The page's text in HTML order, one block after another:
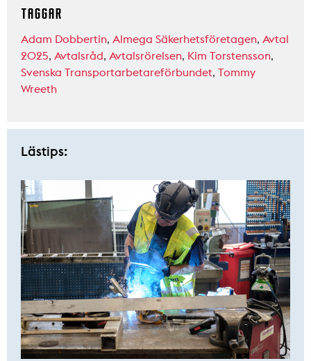
TAGGAR
Adam Dobbertin, Almega Säkerhetsföretagen, Avtal
2025, Avtalsråd, Avtalsrörelsen, Kim Torstensson,
Svenska Transportarbetareförbundet, Tommy
Wreeth
Lästips: